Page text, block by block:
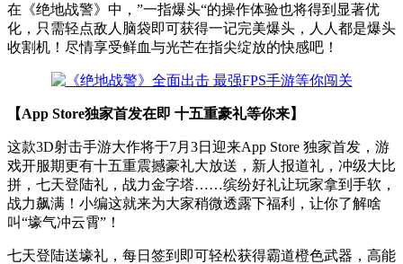
在《绝地战警》中，”一指爆头“的操作体验也将得到显著优
化，只需轻点敌人脑袋即可获得一记完美爆头，人人都是爆头
收割机！尽情享受鲜血与光芒在指尖绽放的快感吧！
【App Store独家首发在即 十五重豪礼等你来】
这款3D射击手游大作将于7月3日迎来App Store 独家首发，游
戏开服期更有十五重震撼豪礼大放送，新人报道礼，冲级大比
拼，七天登陆礼，战力金字塔……缤纷好礼让玩家拿到手软，
战力飙满！小编这就来为大家稍微透露下福利，让你了解啥
叫“壕气冲云霄”！
七天登陆送壕礼，每日签到即可轻松获得霸道橙色武器，高能